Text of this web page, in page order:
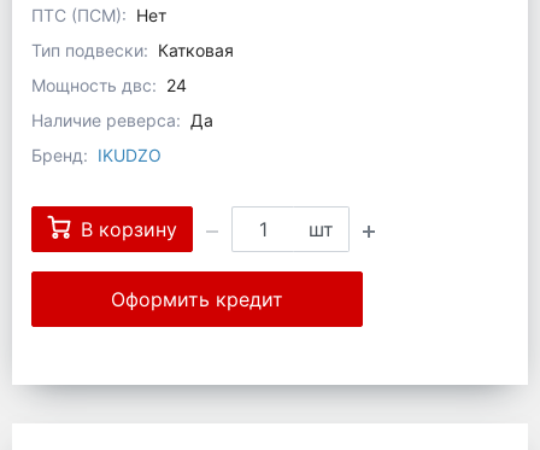
ПТС (ПСМ): Нет
Тип подвески: Катковая
Мощность двс: 24
Наличие реверса: Да
Бренд: IKUDZO
В корзину шт
Оформить кредит